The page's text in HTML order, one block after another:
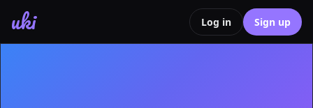
uki Log in Sign up